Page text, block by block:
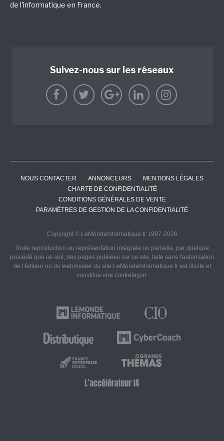
de l'informatique en France.
Suivez-nous sur les réseaux
NOUS CONTACTER ANNONCEURS
MENTIONS LÉGALES
CHARTE DE CONFIDENTIALITÉ
CONDITIONS GÉNÉRALES DE VENTE
PARAMÈTRES DE GESTION DE LA CONFIDENTIALITÉ
Copyright © LeMondeInformatique.fr 1997-2026
Toute reproduction ou représentation intégrale ou partielle, par quelque
procédé que ce soit, des pages publiées sur ce site, faite sans l'autorisation
de l'éditeur ou du webmaster du site LeMondeInformatique.fr est illicite et
constitue une contrefaçon.